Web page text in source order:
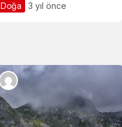
Doğa 3 yıl önce